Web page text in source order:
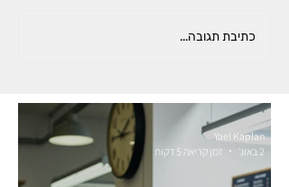
כתיבת תגובה...
Yael Kaplan
2 באוג׳
זמן קריאה 5 דקות